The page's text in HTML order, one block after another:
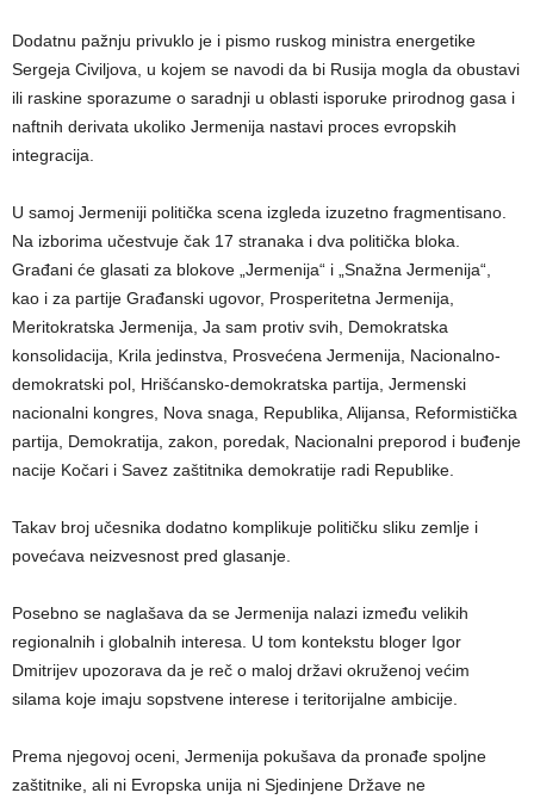
Dodatnu pažnju privuklo je i pismo ruskog ministra energetike
Sergeja Civiljova, u kojem se navodi da bi Rusija mogla da obustavi
ili raskine sporazume o saradnji u oblasti isporuke prirodnog gasa i
naftnih derivata ukoliko Jermenija nastavi proces evropskih
integracija.
U samoj Jermeniji politička scena izgleda izuzetno fragmentisano.
Na izborima učestvuje čak 17 stranaka i dva politička bloka.
Građani će glasati za blokove „Jermenija“ i „Snažna Jermenija“,
kao i za partije Građanski ugovor, Prosperitetna Jermenija,
Meritokratska Jermenija, Ja sam protiv svih, Demokratska
konsolidacija, Krila jedinstva, Prosvećena Jermenija, Nacionalno-
demokratski pol, Hrišćansko-demokratska partija, Jermenski
nacionalni kongres, Nova snaga, Republika, Alijansa, Reformistička
partija, Demokratija, zakon, poredak, Nacionalni preporod i buđenje
nacije Kočari i Savez zaštitnika demokratije radi Republike.
Takav broj učesnika dodatno komplikuje političku sliku zemlje i
povećava neizvesnost pred glasanje.
Posebno se naglašava da se Jermenija nalazi između velikih
regionalnih i globalnih interesa. U tom kontekstu bloger Igor
Dmitrijev upozorava da je reč o maloj državi okruženoj većim
silama koje imaju sopstvene interese i teritorijalne ambicije.
Prema njegovoj oceni, Jermenija pokušava da pronađe spoljne
zaštitnike, ali ni Evropska unija ni Sjedinjene Države ne